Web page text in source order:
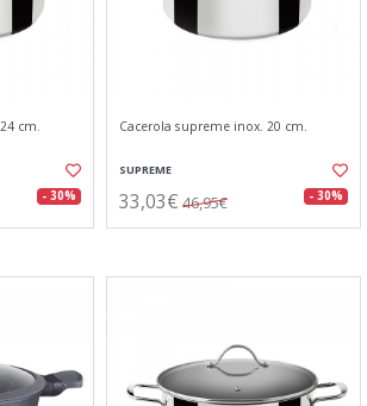
cm.
- 30%
Cacerola supreme inox. 20 cm.
SUPREME
33,03€ 46,95€ - 30%